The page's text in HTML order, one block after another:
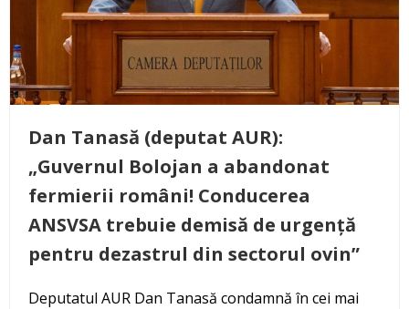
Dan Tanasă (deputat AUR):
„Guvernul Bolojan a abandonat
fermierii români! Conducerea
ANSVSA trebuie demisă de urgență
pentru dezastrul din sectorul ovin”
Deputatul AUR Dan Tanasă condamnă în cei mai